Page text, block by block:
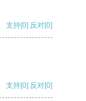
支持[0] 反对[0]
支持[0] 反对[0]